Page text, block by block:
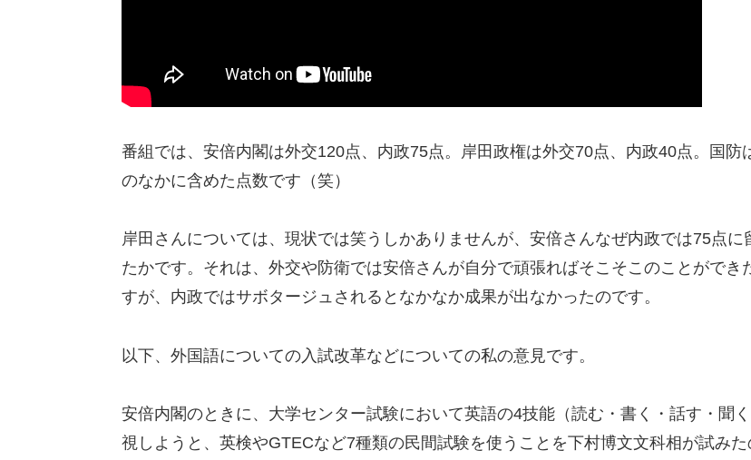
番組では、安倍内閣は外交120点、内政75点。岸田政権は外交70点、内政40点。国防
のなかに含めた点数です（笑）
岸田さんについては、現状では笑うしかありませんが、安倍さんなぜ内政では75点に
たかです。それは、外交や防衛では安倍さんが自分で頑張ればそこそこのことができ
すが、内政ではサボタージュされるとなかなか成果が出なかったのです。
以下、外国語についての入試改革などについての私の意見です。
安倍内閣のときに、大学センター試験において英語の4技能（読む・書く・話す・聞
視しようと、英検やGTECなど7種類の民間試験を使うことを下村博文文科相が試みた